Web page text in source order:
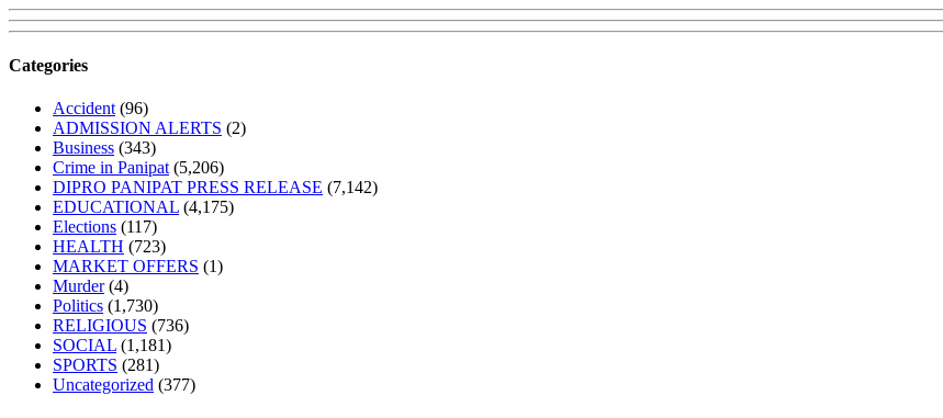
Categories
Accident (96)
ADMISSION ALERTS (2)
Business (343)
Crime in Panipat (5,206)
DIPRO PANIPAT PRESS RELEASE (7,142)
EDUCATIONAL (4,175)
Elections (117)
HEALTH (723)
MARKET OFFERS (1)
Murder(4)
Politics (1,730)
RELIGIOUS (736)
SOCIAL (1,181)
SPORTS (281)
Uncategorized (377)